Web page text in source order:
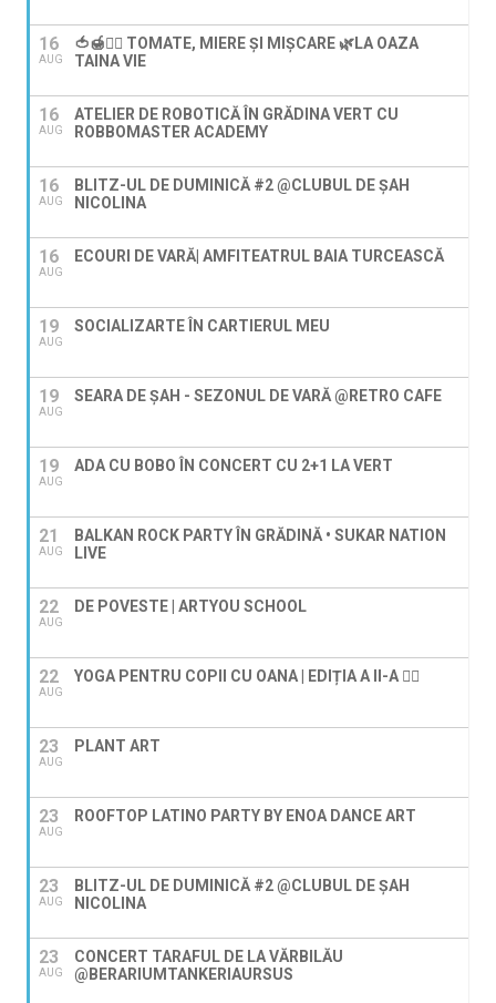
16
AUG
🍅🍯🚶‍♀️ TOMATE, MIERE ȘI MIȘCARE 🌿LA OAZA
TAINA VIE
16
AUG
ATELIER DE ROBOTICĂ ÎN GRĂDINA VERT CU
ROBBOMASTER ACADEMY
16
AUG
BLITZ-UL DE DUMINICĂ #2 @CLUBUL DE ȘAH
NICOLINA
16
AUG
ECOURI DE VARĂ| AMFITEATRUL BAIA TURCEASCĂ
19
AUG
SOCIALIZARTE ÎN CARTIERUL MEU
19
AUG
SEARA DE ȘAH - SEZONUL DE VARĂ @RETRO CAFE
19
AUG
ADA CU BOBO ÎN CONCERT CU 2+1 LA VERT
21
AUG
BALKAN ROCK PARTY ÎN GRĂDINĂ • SUKAR NATION
LIVE
22
AUG
DE POVESTE | ARTYOU SCHOOL
22
AUG
YOGA PENTRU COPII CU OANA | EDIȚIA A II-A 🧘‍♀️
23
AUG
PLANT ART
23
AUG
ROOFTOP LATINO PARTY BY ENOA DANCE ART
23
AUG
BLITZ-UL DE DUMINICĂ #2 @CLUBUL DE ȘAH
NICOLINA
23
AUG
CONCERT TARAFUL DE LA VĂRBILĂU
@BERARIUMTANKERIAURSUS